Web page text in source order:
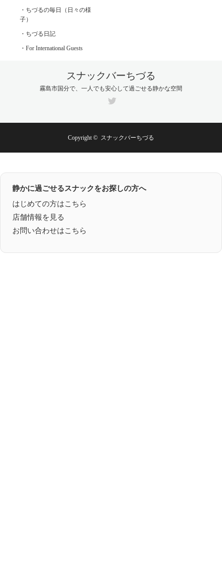
・ちづるの毎日（日々の様
子）
・ちづる日記
・For International Guests
スナックバーちづる
霧島市国分で、一人でも安心して過ごせる静かな空間
Copyright © スナックバーちづる
静かに過ごせるスナックをお探しの方へ
はじめての方はこちら
店舗情報を見る
お問い合わせはこちら